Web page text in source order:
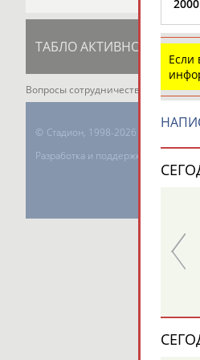
ТАБЛО АКТИВНОСТИ
Вопросы сотрудничества и
© Стадион, 1998-2026
Разработка и поддержка ООО НАИТ
2000